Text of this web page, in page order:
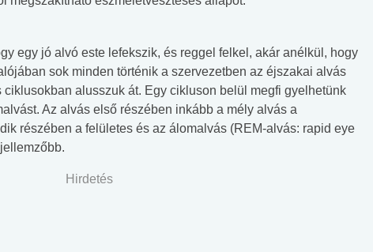
egy jó alvó este lefekszik, és reggel felkel, akár anélkül, hogy
sok minden történik a szervezetben az éjszakai alvás
ciklusokban alusszuk át. Egy cikluson belül megfi gyelhetünk
Az alvás első részében inkább a mély alvás a
részében a felületes és az álomalvás (REM-alvás: rapid eye
Hirdetés